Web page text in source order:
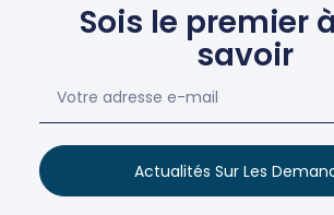
Sois le premier
savoir
Actualités Sur Les